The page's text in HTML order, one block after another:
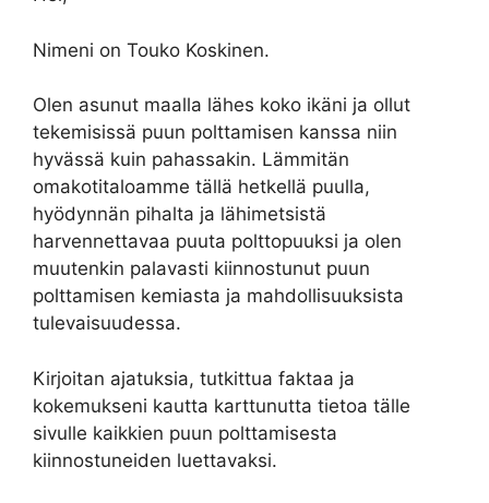
Nimeni on Touko Koskinen.
Olen asunut maalla lähes koko ikäni ja ollut
tekemisissä puun polttamisen kanssa niin
hyvässä kuin pahassakin. Lämmitän
omakotitaloamme tällä hetkellä puulla,
hyödynnän pihalta ja lähimetsistä
harvennettavaa puuta polttopuuksi ja olen
muutenkin palavasti kiinnostunut puun
polttamisen kemiasta ja mahdollisuuksista
tulevaisuudessa.
Kirjoitan ajatuksia, tutkittua faktaa ja
kokemukseni kautta karttunutta tietoa tälle
sivulle kaikkien puun polttamisesta
kiinnostuneiden luettavaksi.